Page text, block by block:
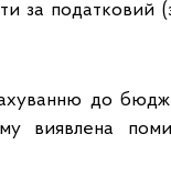
за податковий
до
виявлена